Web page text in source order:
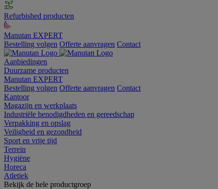
Refurbished producten
Manutan EXPERT
Bestelling volgen Offerte aanvragen Contact
Aanbiedingen
Duurzame producten
Manutan EXPERT
Bestelling volgen Offerte aanvragen Contact
Kantoor
Magazijn en werkplaats
Industriële benodigdheden en gereedschap
Verpakking en opslag
Veiligheid en gezondheid
Sport en vrije tijd
Terrein
Hygiëne
Horeca
Atletiek
Bekijk de hele productgroep